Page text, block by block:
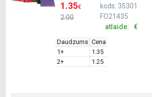
2.00
1.35€
kods: 35301
FO21435
atlaide: €
Daudzums Cena
1+
1.35
2+
1.25